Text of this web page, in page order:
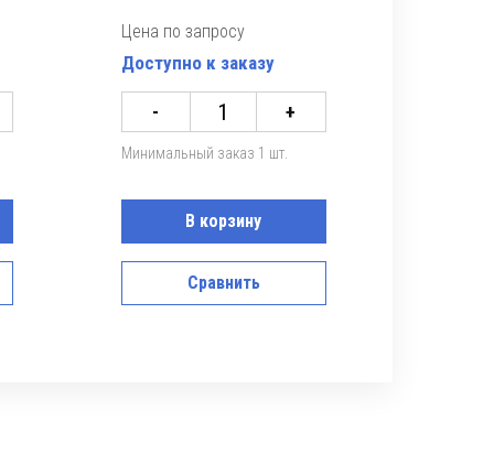
Цена по запросу
Доступно к заказу
- +
Минимальный заказ 1 шт.
В корзину
Сравнить